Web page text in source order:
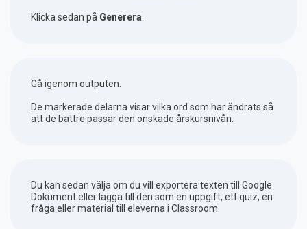
Klicka sedan på Generera
Gå igenom outputen.
De markerade delarna visar vilka ord som har ändrats så
att de bättre passar den önskade årskursnivån.
Du kan sedan välja om du vill exportera texten till Google
Dokument eller lägga till den som en uppgift, ett quiz, en
fråga eller material till eleverna i Classroom.